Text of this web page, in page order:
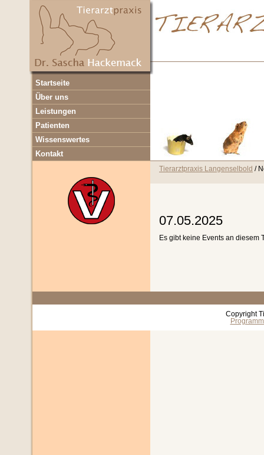
Navigation
überspringen
Startseite
Über uns
Leistungen
Patienten
Wissenswertes
Kontakt
Tierarztpraxis Langenselbold
07.05.2025
Es gibt keine Events an diesem
Copyright